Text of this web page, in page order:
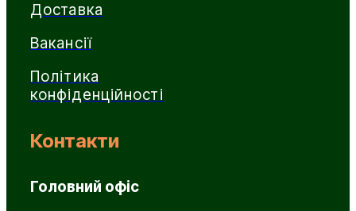
Доставка
Вакансії
Політика
конфіденційності
Контакти
Головний офіс